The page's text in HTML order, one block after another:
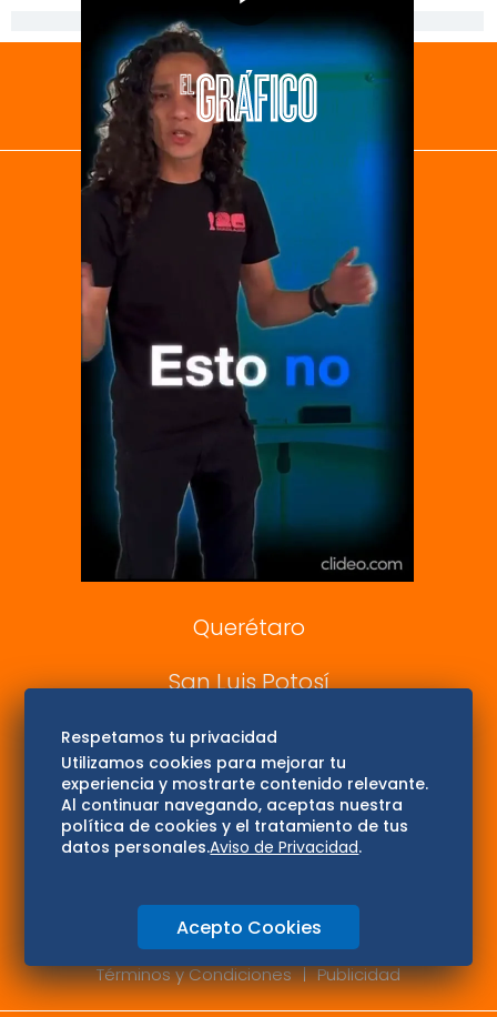
[Publicidad]
El Universal
Vive USA
Clase
De 10 sports
DeDinero
Confabulario
Aviso Oportuno
Consultas
Querétaro
San Luis Potosí
Edomex
Consultas
Hidalgo
Oaxaca
Aviso de privacidad
Directorio
Términos y Condiciones
Publicidad
Respetamos tu privacidad
Utilizamos cookies para mejorar tu
experiencia y mostrarte contenido relevante.
Al continuar navegando, aceptas nuestra
política de cookies y el tratamiento de tus
datos personales.Aviso de Privacidad.
Acepto Cookies